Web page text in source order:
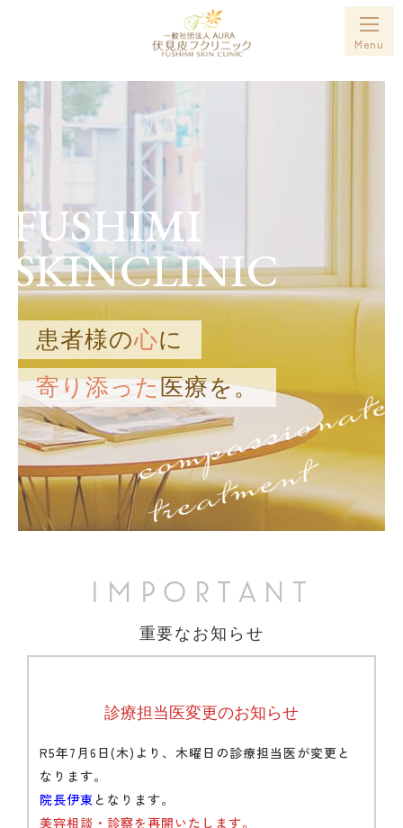
ホーム
クリニック紹介
アクセス
院長紹介
一般皮膚科
美容皮膚科
メディア掲載
料金表
採用情報
English
FUSHIMI
SKINCLINIC
患者様の心に
寄り添った医療を。
IMPORTANT
重要なお知らせ
診療担当医変更のお知らせ
R5年7月6日(木)より、木曜日の診療担当医が変更と
なります。
院長伊東 となります。
美容相談・診察を再開いたします。